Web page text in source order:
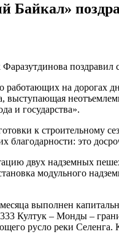
поздравил
работающих на дорогах
выступающая
и государства».
к строительному
благодарности: это
двух надземных
модульного
выполнен
Култук – Монды –
русло реки